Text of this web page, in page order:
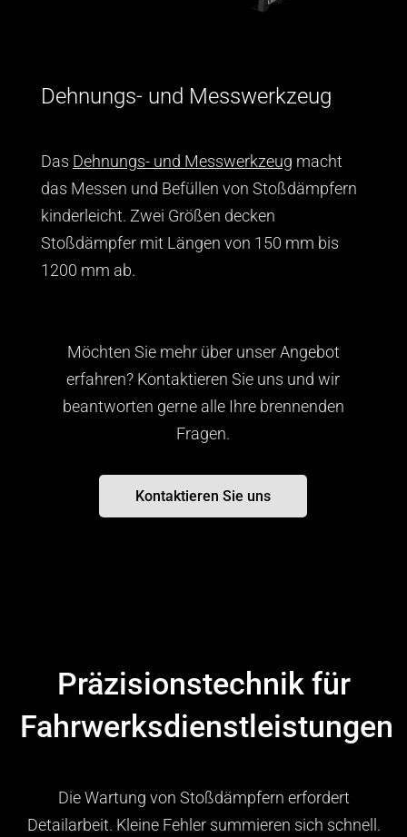
Dehnungs- und Messwerkzeug
Das Dehnungs- und Messwerkzeug macht
das Messen und Befüllen von Stoßdämpfern
kinderleicht. Zwei Größen decken
Stoßdämpfer mit Längen von 150 mm bis
1200 mm ab.
Möchten Sie mehr über unser Angebot
erfahren? Kontaktieren Sie uns und wir
beantworten gerne alle Ihre brennenden
Fragen.
Kontaktieren Sie uns
Präzisionstechnik für
Fahrwerksdienstleistungen
Die Wartung von Stoßdämpfern erfordert
Detailarbeit. Kleine Fehler summieren sich schnell.